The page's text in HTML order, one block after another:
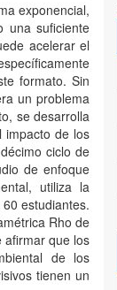
exponencial,
una suficiente
acelerar el
formato. Sin
un problema
se desarrolla
impacto de los
ciclo de
de enfoque
utiliza la
estudiantes.
Rho de
afirmar que los
de los
tienen un